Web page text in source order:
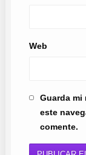
Web
Guarda mi
este
comente.